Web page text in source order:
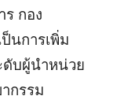
กอง
นการเพิ่ม
ดับผู้นำหน่วย
กรรม